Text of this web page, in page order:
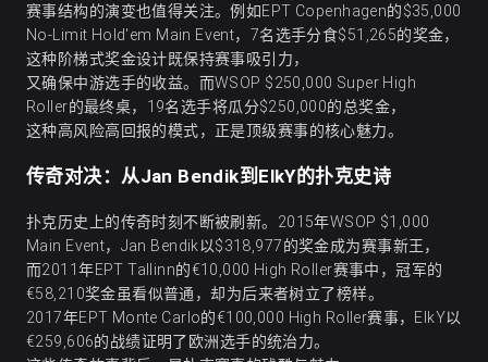
赛事结构的演变也值得关注。例如EPT Copenhagen的$35,000
No-Limit Hold'em Main Event，7名选手分食$51,265的奖金，
这种阶梯式奖金设计既保持赛事吸引力，
又确保中游选手的收益。而WSOP $250,000 Super High
Roller的最终桌，19名选手将瓜分$250,000的总奖金，
这种高风险高回报的模式，正是顶级赛事的核心魅力。
传奇对决：从Jan Bendik到ElkY的扑克史诗
扑克历史上的传奇时刻不断被刷新。2015年WSOP $1,000
Main Event，Jan Bendik以$318,977的奖金成为赛事新王，
而2011年EPT Tallinn的€10,000 High Roller赛事中，冠军的
€58,210奖金虽看似普通，却为后来者树立了榜样。
2017年EPT Monte Carlo的€100,000 High Roller赛事，ElkY以
€259,606的战绩证明了欧洲选手的统治力。